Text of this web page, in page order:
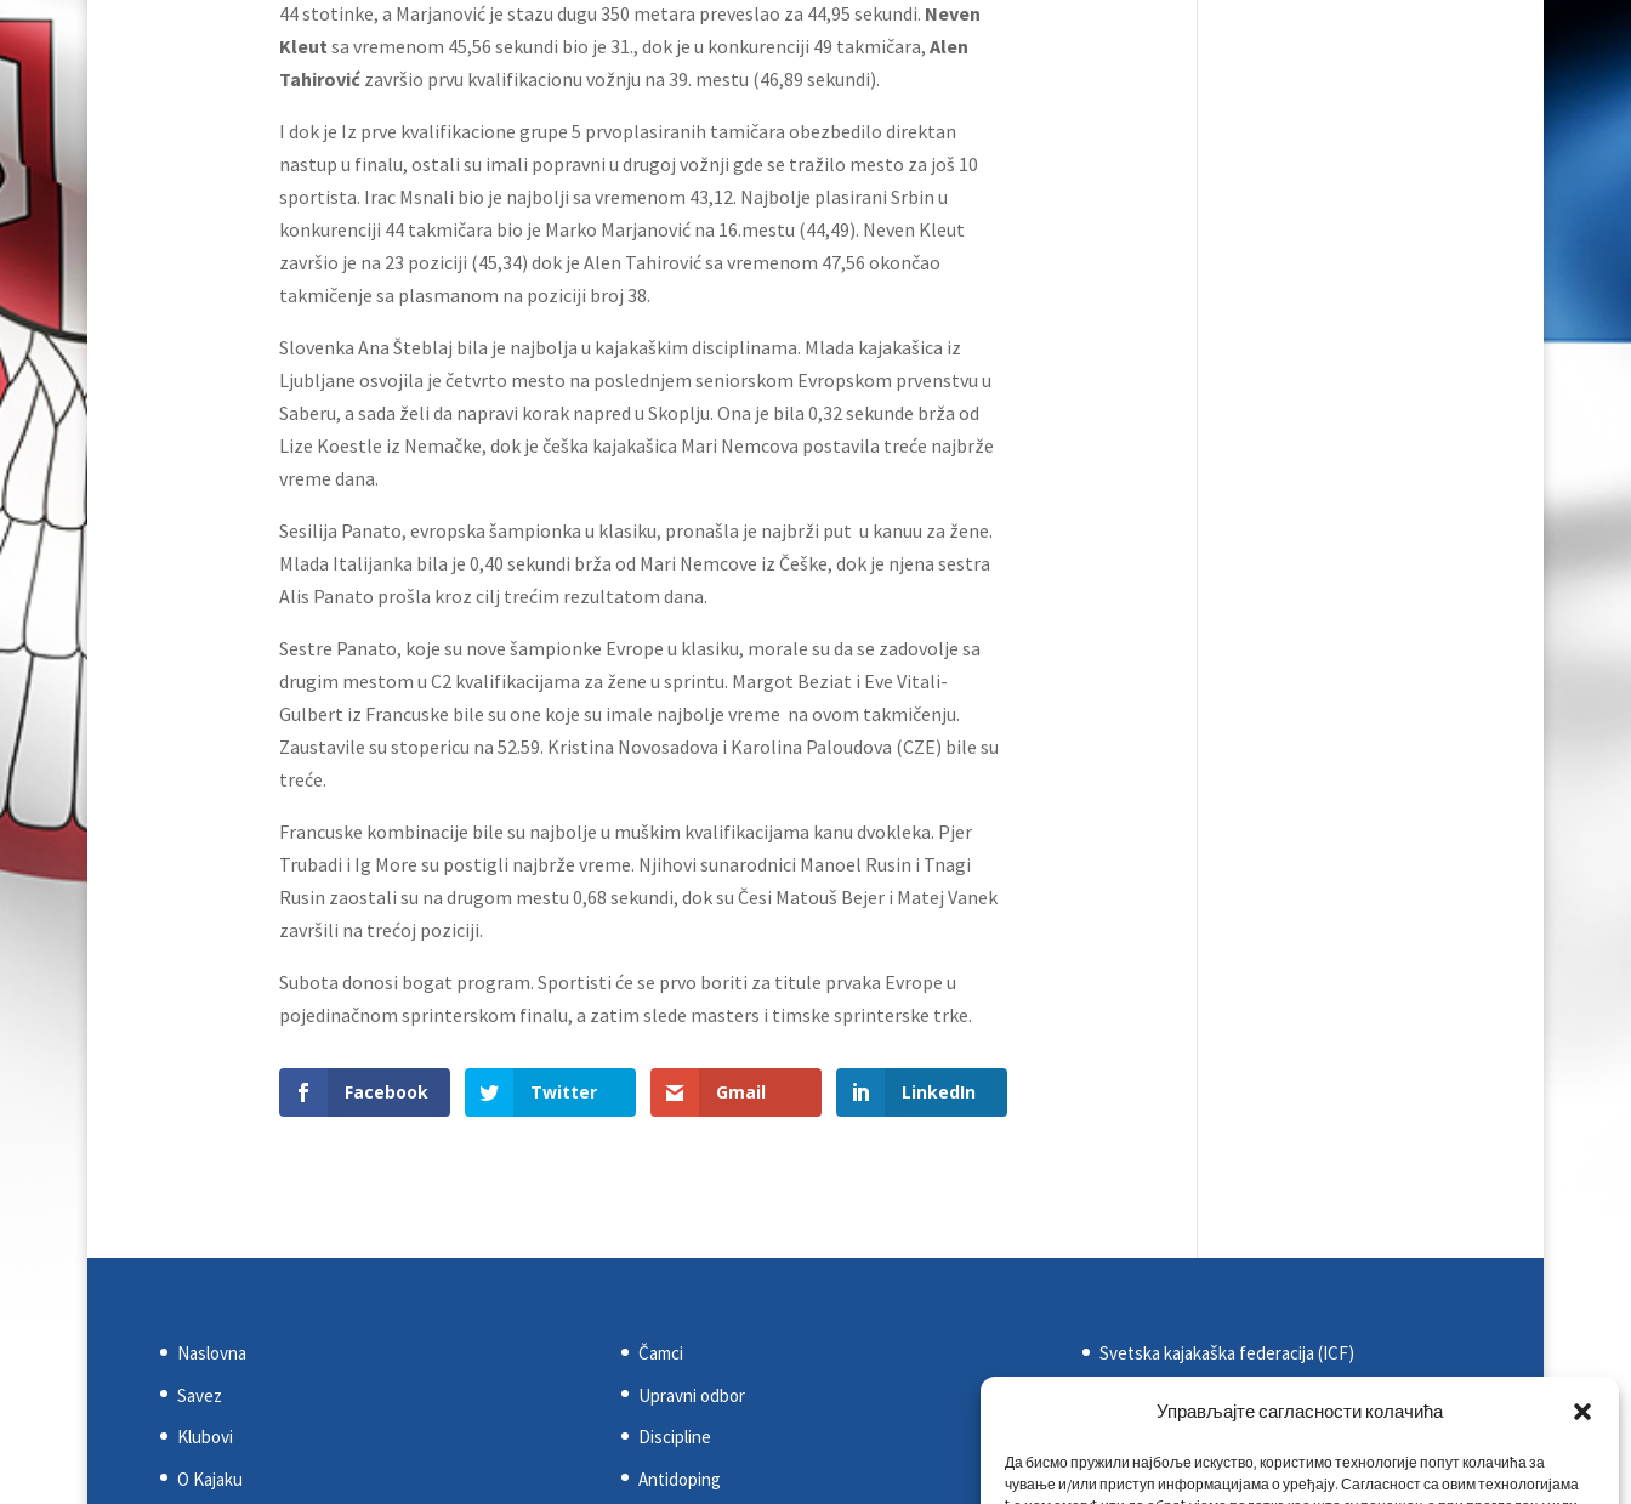
Управљајте сагласности колачића
Да бисмо пружили најбоље искуство, користимо технологије попут колачића за
чување и/или приступ информацијама о уређају. Сагласност са овим технологијама
44 stotinke, a Marjanović je stazu dugu 350 metara preveslao za 44,95 sekundi. Neven
Kleut sa vremenom 45,56 sekundi bio je 31., dok je u konkurenciji 49 takmičara, Alen
Tahirovićzavršio prvu kvalifikacionu vožnju na 39. mestu (46,89 sekundi).
I dok je Iz prve kvalifikacione grupe 5 prvoplasiranih tamičara obezbedilo direktan
nastup u finalu, ostali su imali popravni u drugoj vožnji gde se tražilo mesto za još 10
sportista. Irac Msnali bio je najbolji sa vremenom 43,12. Najbolje plasirani Srbin u
konkurenciji 44 takmičara bio je Marko Marjanović na 16.mestu (44,49). Neven Kleut
završio je na 23 poziciji (45,34) dok je Alen Tahirović sa vremenom 47,56 okončao
takmičenje sa plasmanom na poziciji broj 38.
Slovenka Ana Šteblaj bila je najbolja u kajakaškim disciplinama. Mlada kajakašica iz
Ljubljane osvojila je četvrto mesto na poslednjem seniorskom Evropskom prvenstvu u
Saberu, a sada želi da napravi korak napred u Skoplju. Ona je bila 0,32 sekunde brža od
Lize Koestle iz Nemačke, dok je češka kajakašica Mari Nemcova postavila treće najbrže
vreme dana.
Sesilija Panato, evropska šampionka u klasiku, pronašla je najbrži put u kanuu za žene.
Mlada Italijanka bila je 0,40 sekundi brža od Mari Nemcove iz Češke, dok je njena sestra
Alis Panato prošla kroz cilj trećim rezultatom dana.
Sestre Panato, koje su nove šampionke Evrope u klasiku, morale su da se zadovolje sa
drugim mestom u C2 kvalifikacijama za žene u sprintu. Margot Beziat i Eve Vitali-
Gulbert iz Francuske bile su one koje su imale najbolje vreme na ovom takmičenju.
Zaustavile su stopericu na 52.59. Kristina Novosadova i Karolina Paloudova (CZE) bile su
treće.
Francuske kombinacije bile su najbolje u muškim kvalifikacijama kanu dvokleka. Pjer
Trubadi i Ig More su postigli najbrže vreme. Njihovi sunarodnici Manoel Rusin i Tnagi
Rusin zaostali su na drugom mestu 0,68 sekundi, dok su Česi Matouš Bejer i Matej Vanek
završili na trećoj poziciji.
Subota donosi bogat program. Sportisti će se prvo boriti za titule prvaka Evrope u
pojedinačnom sprinterskom finalu, a zatim slede masters i timske sprinterske trke.
Facebook Twitter Gmail LinkedIn
Naslovna
Savez
Klubovi
O Kajaku
Čamci
Upravni odbor
Discipline
Antidoping
Svetska kajakaška federacija (ICF)
Rezultati na međunarodnim takmičenjima